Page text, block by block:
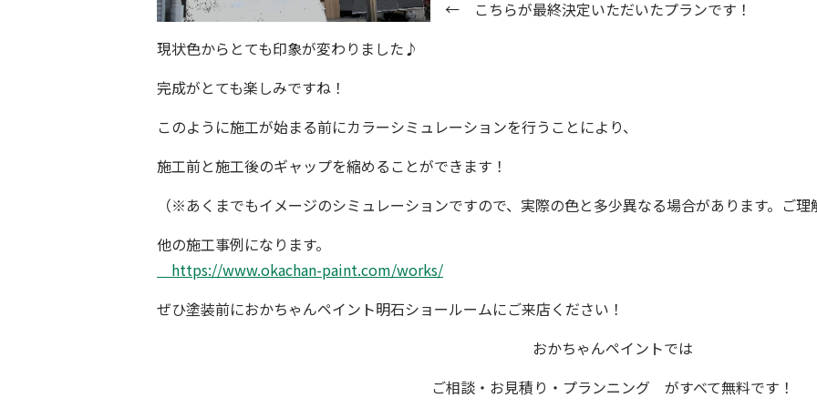
←
こちらが最終決定いただいたプランです！
現状色からとても印象が変わりました♪
完成がとても楽しみですね！
このように施工が始まる前にカラーシミュレーションを行うことにより、
施工前と施工後のギャップを縮めることができます！
（※あくまでもイメージのシミュレーションですので、実際の色と多少異なる場合があります。 ご理
他の施工事例になります。
https://www.okachan-paint.com/works/
ぜひ塗装前におかちゃんペイント明石ショールームにご来店ください！
おかちゃんペイントでは
ご相談・お見積り・プランニング
がすべて無料です！